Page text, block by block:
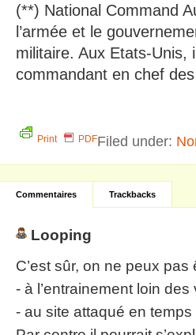
(**) National Command
l’armée et le
militaire. Aux Etats-Unis,
commandant en chef
Print PDFFiled under:
Commentaires Trackbacks
Looping
C’est sûr, on ne peux
- à l’entrainement loin
- au site attaqué en